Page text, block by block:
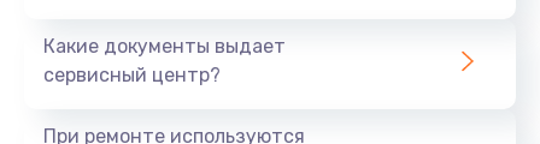
Какие документы выдает
сервисный центр?
При ремонте используются